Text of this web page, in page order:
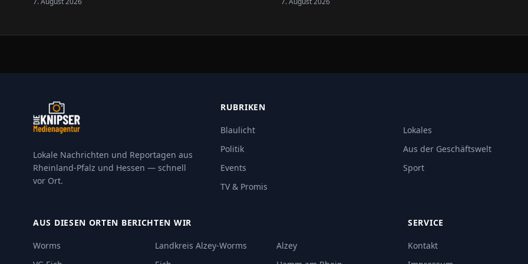
Lokale Nachrichten und Reportagen aus
Rheinland-Pfalz und Hessen — schnell
vor Ort.
RUBRIKEN
Blaulicht
Lokales
Politik
Aus der Geschäftswelt
Events
Sport
TV & Promis
AUS DIESEN ORTEN BERICHTEN WIR
Worms Landkreis Alzey-Worms
Alzey
SERVICE
Kontakt